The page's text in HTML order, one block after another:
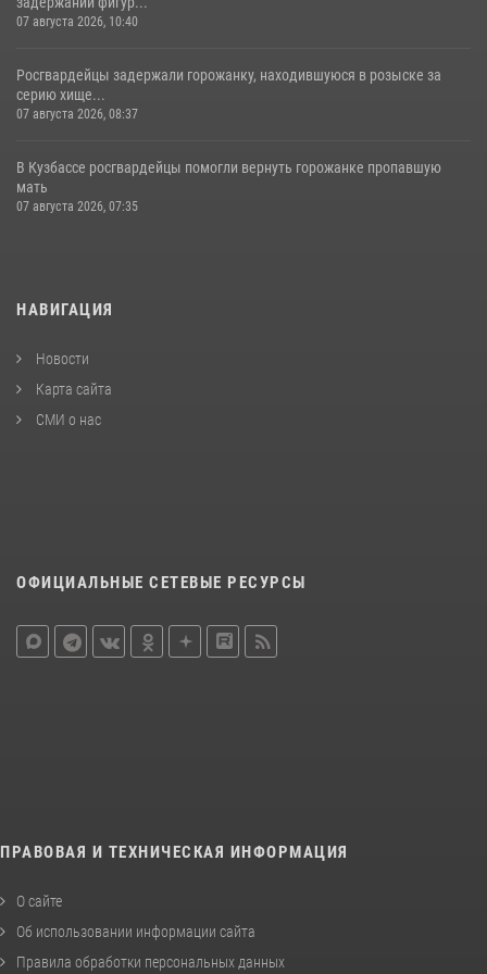
07 августа 2026, 10:40
Росгвардейцы задержали горожанку, находившуюся в розыске за
серию хище...
07 августа 2026, 08:37
В Кузбассе росгвардейцы помогли вернуть горожанке пропавшую
мать
07 августа 2026, 07:35
НАВИГАЦИЯ
Новости
Карта сайта
СМИ о нас
ОФИЦИАЛЬНЫЕ СЕТЕВЫЕ РЕСУРСЫ
ПРАВОВАЯ И ТЕХНИЧЕСКАЯ ИНФОРМАЦИЯ
О сайте
Об использовании информации сайта
Правила обработки персональных данных